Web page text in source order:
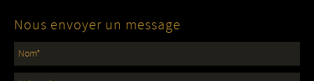
Nous envoyer un message